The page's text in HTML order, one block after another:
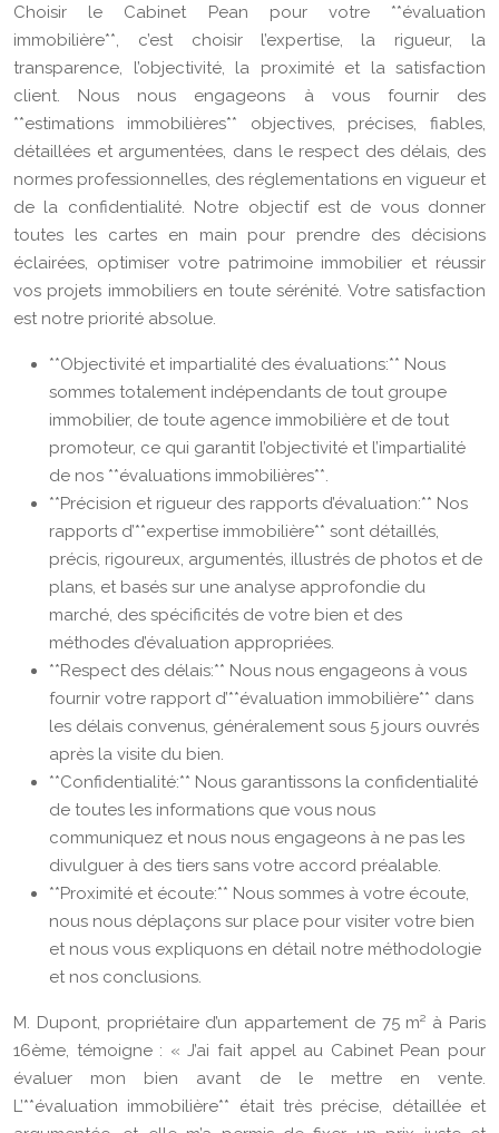
Choisir le Cabinet Pean pour votre **évaluation
immobilière**, c’est choisir l’expertise, la rigueur, la
transparence, l’objectivité, la proximité et la satisfaction
client. Nous nous engageons à vous fournir des
**estimations immobilières** objectives, précises, fiables,
détaillées et argumentées, dans le respect des délais, des
normes professionnelles, des réglementations en vigueur et
de la confidentialité. Notre objectif est de vous donner
toutes les cartes en main pour prendre des décisions
éclairées, optimiser votre patrimoine immobilier et réussir
vos projets immobiliers en toute sérénité. Votre satisfaction
est notre priorité absolue.
**Objectivité et impartialité des évaluations:** Nous
sommes totalement indépendants de tout groupe
immobilier, de toute agence immobilière et de tout
promoteur, ce qui garantit l’objectivité et l’impartialité
de nos **évaluations immobilières**.
**Précision et rigueur des rapports d’évaluation:** Nos
rapports d’**expertise immobilière** sont détaillés,
précis, rigoureux, argumentés, illustrés de photos et de
plans, et basés sur une analyse approfondie du
marché, des spécificités de votre bien et des
méthodes d’évaluation appropriées.
**Respect des délais:** Nous nous engageons à vous
fournir votre rapport d’**évaluation immobilière** dans
les délais convenus, généralement sous 5 jours ouvrés
après la visite du bien.
**Confidentialité:** Nous garantissons la confidentialité
de toutes les informations que vous nous
communiquez et nous nous engageons à ne pas les
divulguer à des tiers sans votre accord préalable.
**Proximité et écoute:** Nous sommes à votre écoute,
nous nous déplaçons sur place pour visiter votre bien
et nous vous expliquons en détail notre méthodologie
et nos conclusions.
M. Dupont, propriétaire d’un appartement de 75 m² à Paris
16ème, témoigne : « J’ai fait appel au Cabinet Pean pour
évaluer mon bien avant de le mettre en vente.
L’**évaluation immobilière** était très précise, détaillée et